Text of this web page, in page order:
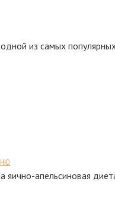
из самых
апельсиновая